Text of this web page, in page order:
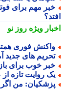
مهم برای
ویژهروز نو
فوری همتی به
های جدید
خوب برای
روایت تازه از
من اگر